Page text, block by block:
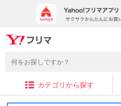
カテゴリから探す